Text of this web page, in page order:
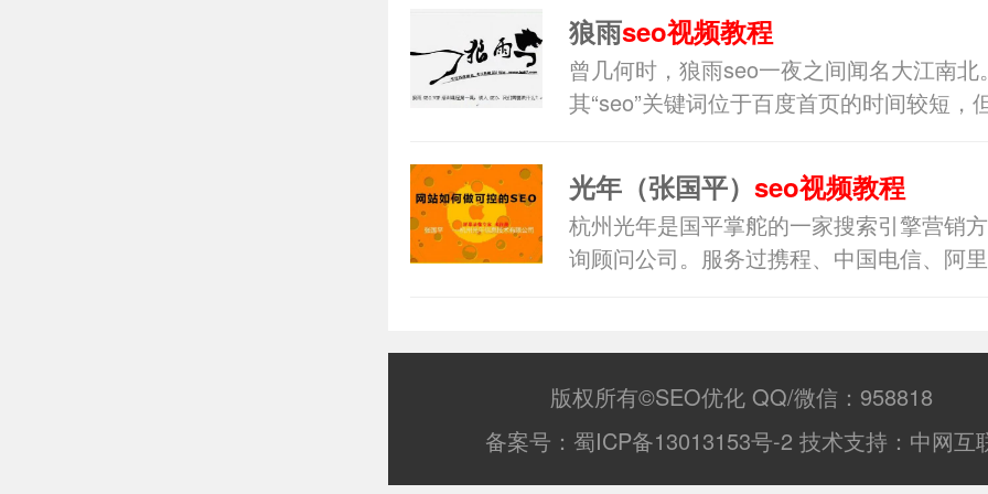
狼雨seo视频教程
曾几何时，狼雨seo一夜之间闻名大江南北
其“seo”关键词位于百度首页的时间较短，
参考价值。
光年（张国平） seo视频教程
杭州光年是国平掌舵的一家搜索引擎营销
询顾问公司。服务过携程、中国电信、阿
版权所有©SEO优化 QQ/微信：958818
备案号： 蜀ICP备13013153号-2 技术支持： 中网互